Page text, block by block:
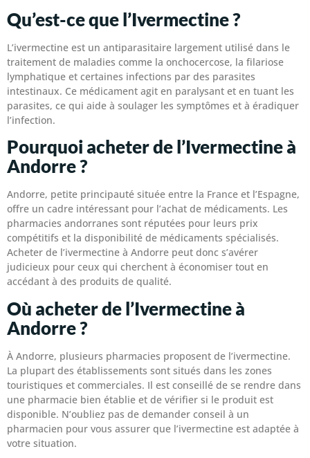
Qu’est-ce que l’Ivermectine ?
L’ivermectine est un antiparasitaire largement utilisé dans le
traitement de maladies comme la onchocercose, la filariose
lymphatique et certaines infections par des parasites
intestinaux. Ce médicament agit en paralysant et en tuant les
parasites, ce qui aide à soulager les symptômes et à éradiquer
l’infection.
Pourquoi acheter de l’Ivermectine à
Andorre ?
Andorre, petite principauté située entre la France et l’Espagne,
offre un cadre intéressant pour l’achat de médicaments. Les
pharmacies andorranes sont réputées pour leurs prix
compétitifs et la disponibilité de médicaments spécialisés.
Acheter de l’ivermectine à Andorre peut donc s’avérer
judicieux pour ceux qui cherchent à économiser tout en
accédant à des produits de qualité.
Où acheter de l’Ivermectine à
Andorre ?
À Andorre, plusieurs pharmacies proposent de l’ivermectine.
La plupart des établissements sont situés dans les zones
touristiques et commerciales. Il est conseillé de se rendre dans
une pharmacie bien établie et de vérifier si le produit est
disponible. N’oubliez pas de demander conseil à un
pharmacien pour vous assurer que l’ivermectine est adaptée à
votre situation.